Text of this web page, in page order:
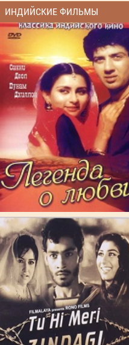
ИНДИЙСКИЕ ФИЛЬМЫ